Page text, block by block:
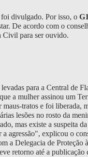
divulgado. Por isso, o G1
De acordo com o
Civil para ser ouvido.
para a Central de
a mulher assinou um
tratos e foi liberada,
lesões no rosto da
mas existe a suspeita
a agressão", explicou o
a Delegacia de Proteção
retorno até a publicação